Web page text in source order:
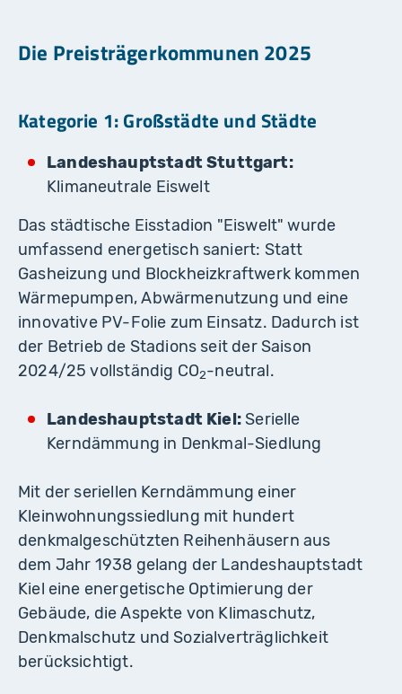
Die Preisträgerkommunen 2025
Kategorie 1: Großstädte und Städte
Landeshauptstadt Stuttgart:
Klimaneutrale Eiswelt
Das städtische Eisstadion "Eiswelt" wurde
umfassend energetisch saniert: Statt
Gasheizung und Blockheizkraftwerk kommen
Wärmepumpen, Abwärmenutzung und eine
innovative PV-Folie zum Einsatz. Dadurch ist
der Betrieb de Stadions seit der Saison
2024/25 vollständig CO2-neutral.
Landeshauptstadt Kiel: Serielle
Kerndämmung in Denkmal-Siedlung
Mit der seriellen Kerndämmung einer
Kleinwohnungssiedlung mit hundert
denkmalgeschützten Reihenhäusern aus
dem Jahr 1938 gelang der Landeshauptstadt
Kiel eine energetische Optimierung der
Gebäude, die Aspekte von Klimaschutz,
Denkmalschutz und Sozialverträglichkeit
berücksichtigt.